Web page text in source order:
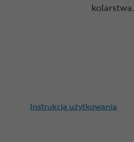
kolarstwa.
Instrukcja użytkowania